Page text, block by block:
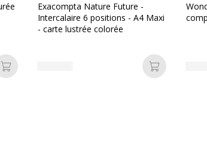
Ajouter au panier
Exacompta Nature Future -
Intercalaire 6 positions - A4 Maxi
- carte lustrée colorée
Ajouter au